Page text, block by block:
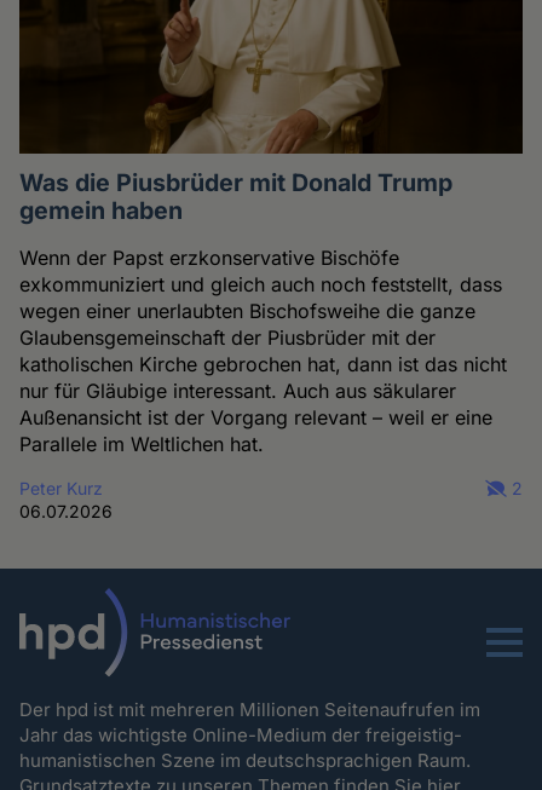
Was die Piusbrüder mit Donald Trump
gemein haben
Wenn der Papst erzkonservative Bischöfe
exkommuniziert und gleich auch noch feststellt, dass
wegen einer unerlaubten Bischofsweihe die ganze
Glaubensgemeinschaft der Piusbrüder mit der
katholischen Kirche gebrochen hat, dann ist das nicht
nur für Gläubige interessant. Auch aus säkularer
Außenansicht ist der Vorgang relevant – weil er eine
Parallele im Weltlichen hat.
Peter Kurz
06.07.2026
2
Menu
Der hpd ist mit mehreren Millionen Seitenaufrufen im
Jahr das wichtigste Online-Medium der freigeistig-
humanistischen Szene im deutschsprachigen Raum.